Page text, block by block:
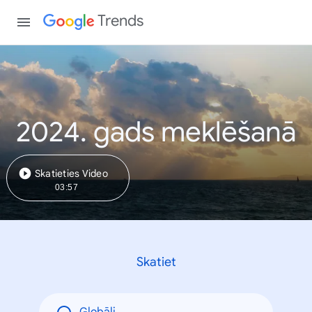
Trends
2024. gads meklēšanā
Skatieties Video
03:57
Skatiet